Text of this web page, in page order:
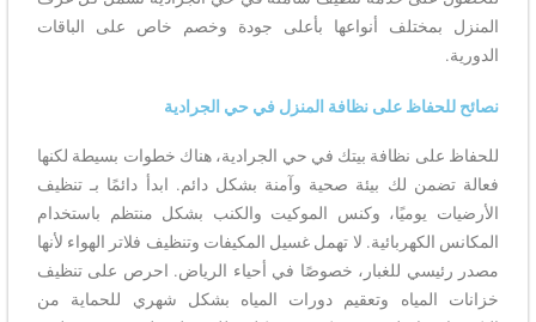
المنزل بمختلف أنواعها بأعلى جودة وخصم خاص على الباقات
الدورية.
نصائح للحفاظ على نظافة المنزل في حي الجرادية
للحفاظ على نظافة بيتك في حي الجرادية، هناك خطوات بسيطة لكنها
فعالة تضمن لك بيئة صحية وآمنة بشكل دائم. ابدأ دائمًا بـ تنظيف
الأرضيات يوميًا، وكنس الموكيت والكنب بشكل منتظم باستخدام
المكانس الكهربائية. لا تهمل غسيل المكيفات وتنظيف فلاتر الهواء لأنها
مصدر رئيسي للغبار، خصوصًا في أحياء الرياض. احرص على تنظيف
خزانات المياه وتعقيم دورات المياه بشكل شهري للحماية من